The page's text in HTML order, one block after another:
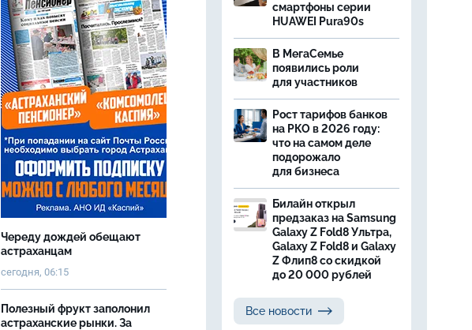
Череду дождей обещают
астраханцам
сегодня, 06:15
Полезный фрукт заполонил
астраханские рынки. За
смартфоны серии
HUAWEI Pura90s
В МегаСемье
появились роли
для участников
Рост тарифов банков
на РКО в 2026 году:
что на самом деле
подорожало
для бизнеса
Билайн открыл
предзаказ на Samsung
Galaxy Z Fold8 Ультра,
Galaxy Z Fold8 и Galaxy
Z Флип8 со скидкой
до 20 000 рублей
Все новости